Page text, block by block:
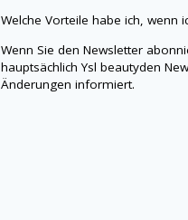
Welche Vorteile habe ich, wenn
Wenn Sie den Newsletter
hauptsächlichYsl beautyden
Änderungen informiert.